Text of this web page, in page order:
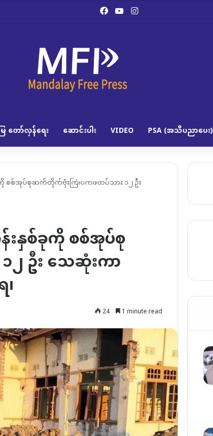
Facebook
YouTubeInstagram
တော်လှန်ရေး ဆောင်းပါး VIDEO PSA (အသိပညာပေး)
စ်အုပ်စုဆက်တိုက်ဗုံးကြဲ၊ပကဖတပ်သား ၁၂ ဦး
နှစ်ခုကို စစ်အုပ်စု
ဦး သေဆုံးကာ
24 1 minute read